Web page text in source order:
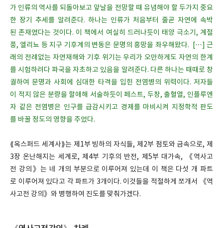
가 인류의 역사를 되돌아보고 앞날을 전망할 때 유념해야 할 두가지 중요
한 장기 추세를 알려준다. 하나는 인류가 처음부터 줄곧 자연에 속박
된 존재였다는 것이다. 이 책에서 여실히 드러나듯이 태양 극소기, 계절
풍, 엘리뇨 등 지구 기후계의 변동은 문명의 흥망을 좌우해왔다. […] 근
래의 전례없는 자연재해와 기후 위기는 우리가 오만하게도 자연의 한계
를 시험하려다 파국을 자초하고 있음을 알려준다. 다른 하나는 때때로 창
궐하여 문명과 사회에 심대한 타격을 입힌 전염병의 위력이다. 저자들
이 적지 않은 분량을 할애해 서술하듯이 페스트, 두창, 출혈열, 인플루엔
자 같은 전염병은 인구를 급감시키고 경제를 마비시켜 지정학적 판도
를 바꿀 정도의 영향을 주었다.
⟪옥스퍼드 세계사⟫는 제1부 빙하의 자식들, 제2부 점토와 금속으로, 제
3장 온난해지는 세계로, 제4부 기후의 반전, 제5부 대가속, 《역사고
전 강의》는 네 개의 부분으로 이루어져 있는데 이 책은 다섯 개 파트
로 이루어져 있다고 각 파트가 3개이다. 이것들을 적절하게 쪼개서 《역
사고전 강의》와 병행하여 진도를 맞춰가겠다.